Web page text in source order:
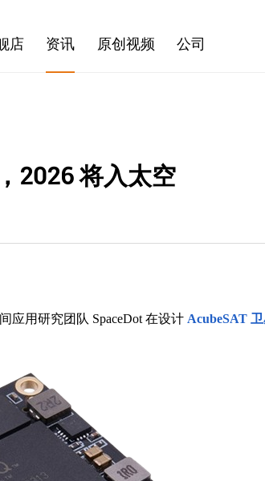
店 资讯 原创视频 公司
2026 将入太空
应用研究团队 SpaceDot 在设计 AcubeSAT